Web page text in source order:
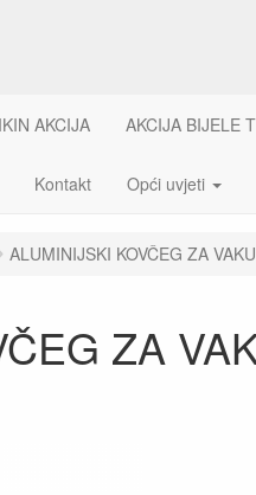
AKCIJA AKCIJA BIJELE
Kontakt Opći uvjeti
ALUMINIJSKI KOVČEG ZA
ZA